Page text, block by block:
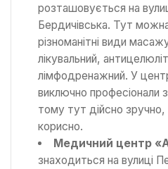
розташовується на
Бердичівська. Тут
різноманітні види
лікувальний,
лімфодренажний. У
виключно професіонали
тому тут дійсно зручно,
корисно.
Медичний центр
знаходиться на вулиці